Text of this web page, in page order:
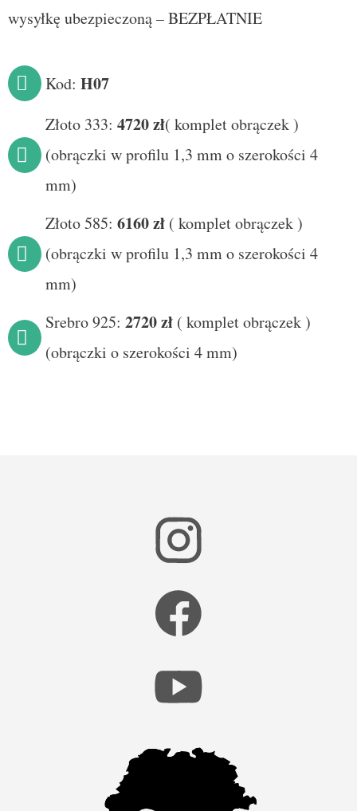
wysyłkę ubezpieczoną – BEZPŁATNIE
Kod: H07
Złoto 333: 4720zł( komplet obrączek)
(obrączki w profilu 1,3 mm o szerokości 4
mm)
Złoto 585: 6160 zł ( komplet obrączek)
(obrączki w profilu 1,3 mm o szerokości 4
mm)
Srebro 925: 2720 zł ( komplet obrączek)
(obrączki o szerokości 4 mm)